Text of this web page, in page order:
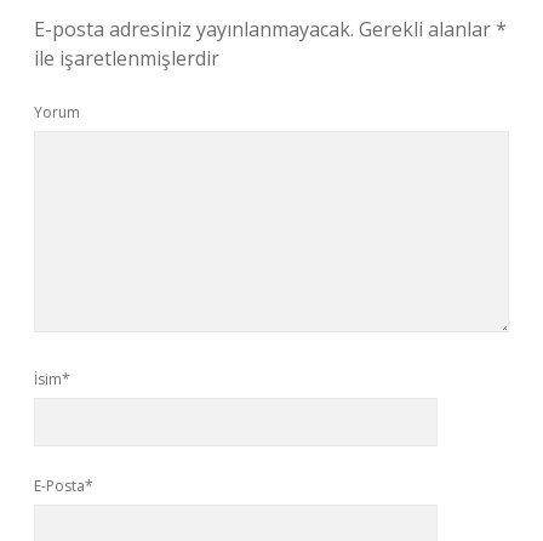
E-posta adresiniz yayınlanmayacak. Gerekli alanlar*
ile işaretlenmişlerdir
Yorum
İsim*
E-Posta*